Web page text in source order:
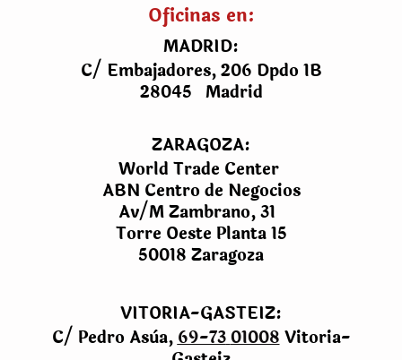
Oficinas en:
MADRID:
C/ Embajadores, 206 Dpdo 1B
28045 Madrid
ZARAGOZA:
World Trade Center
ABN Centro de Negocios
Av/M Zambrano, 31
Torre Oeste Planta 15
50018 Zaragoza
VITORIA-GASTEIZ:
C/ Pedro Asùa,69-7301008Vitoria-